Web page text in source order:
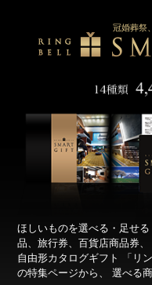
冠婚葬祭
ほしいものを選べる・足せ
品、旅行券、百貨店商品券
自由形カタログギフト 「リ
の特集ページから、 選べる